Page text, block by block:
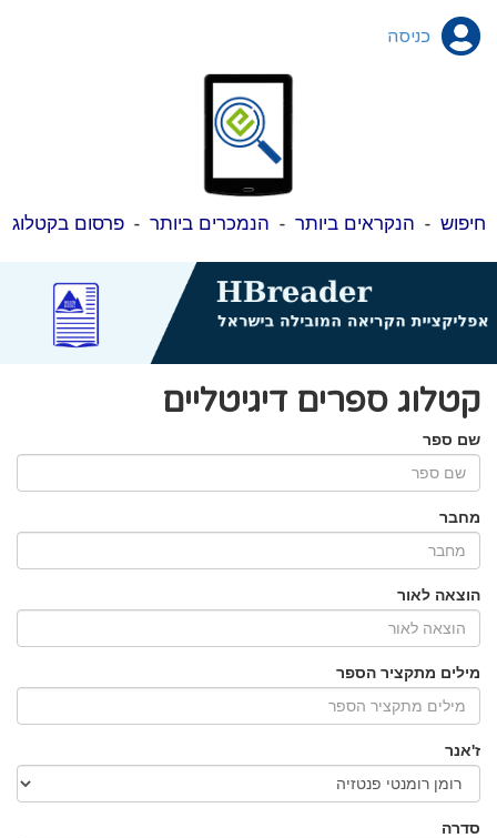
כניסה
חיפוש - הנקראים ביותר - הנמכרים ביותר -פרסום בקטלוג
קטלוג ספרים דיגיטליים
שם ספר
מחבר
הוצאה לאור
מילים מתקציר הספר
ז'אנר
סדרה